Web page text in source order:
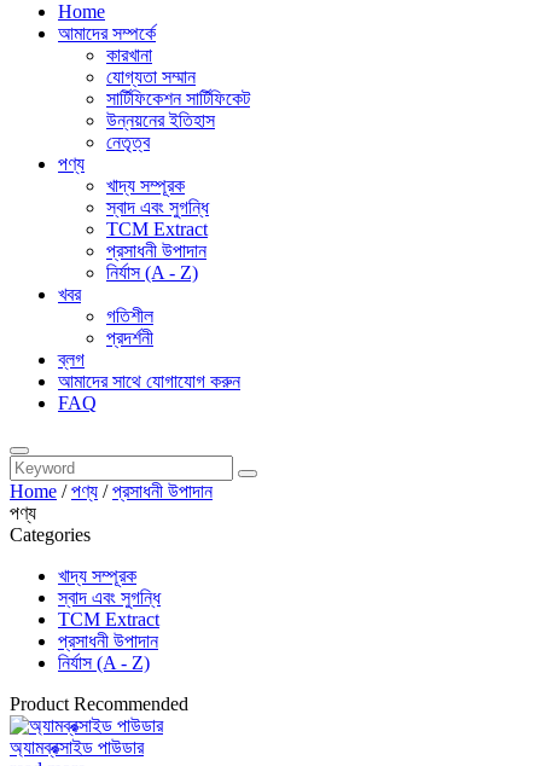
Home
আমাদের সম্পর্কে
কারখানা
যোগ্যতা সম্মান
সার্টিফিকেশন সার্টিফিকেট
উন্নয়নের ইতিহাস
নেতৃত্ব
পণ্য
খাদ্য সম্পূরক
স্বাদ এবং সুগন্ধি
TCM Extract
প্রসাধনী উপাদান
নির্যাস (A - Z)
খবর
গতিশীল
প্রদর্শনী
ব্লগ
আমাদের সাথে যোগাযোগ করুন
FAQ
Home /পণ্য /প্রসাধনী উপাদান
পণ্য
Categories
খাদ্য সম্পূরক
স্বাদ এবং সুগন্ধি
TCM Extract
প্রসাধনী উপাদান
নির্যাস (A - Z)
Product Recommended
অ্যামব্রক্সাইড পাউডার